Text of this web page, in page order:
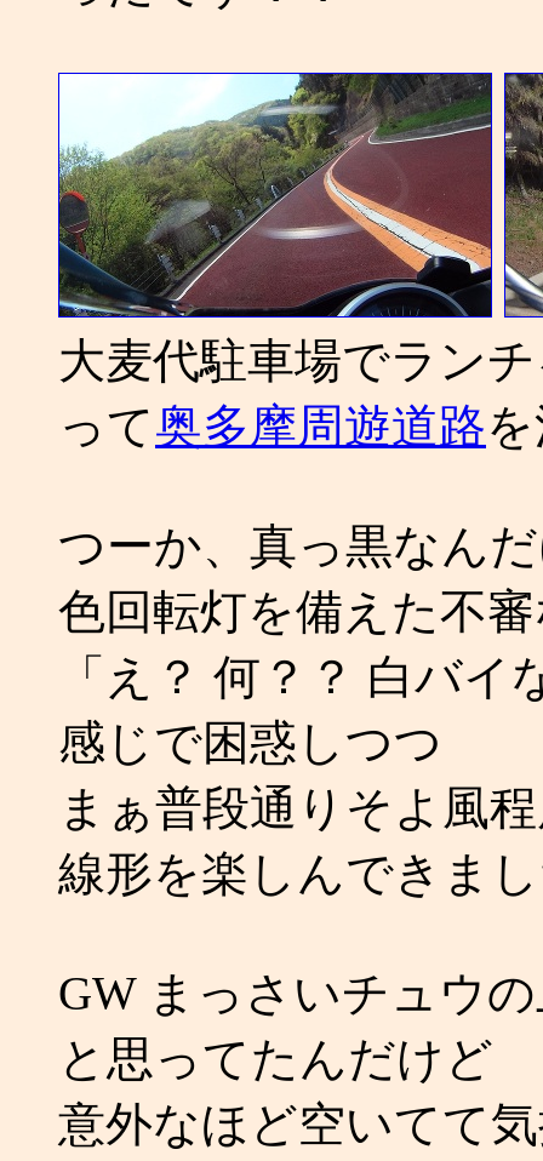
大麦代駐車場でラン
って奥多摩周遊道路
つーか、真っ黒なん
色回転灯を備えた不
「え？ 何？？ 白バ
感じで困惑しつつ
まぁ普段通りそよ風
線形を楽しんできま
GW まっさいチュウ
と思ってたんだけど
意外なほど空いてて